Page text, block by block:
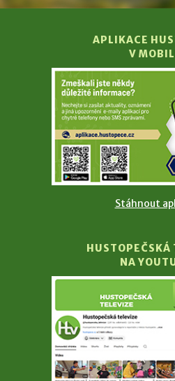
APLIKACE
V
Stáhnout
HUSTOPEČSKÁ
NA